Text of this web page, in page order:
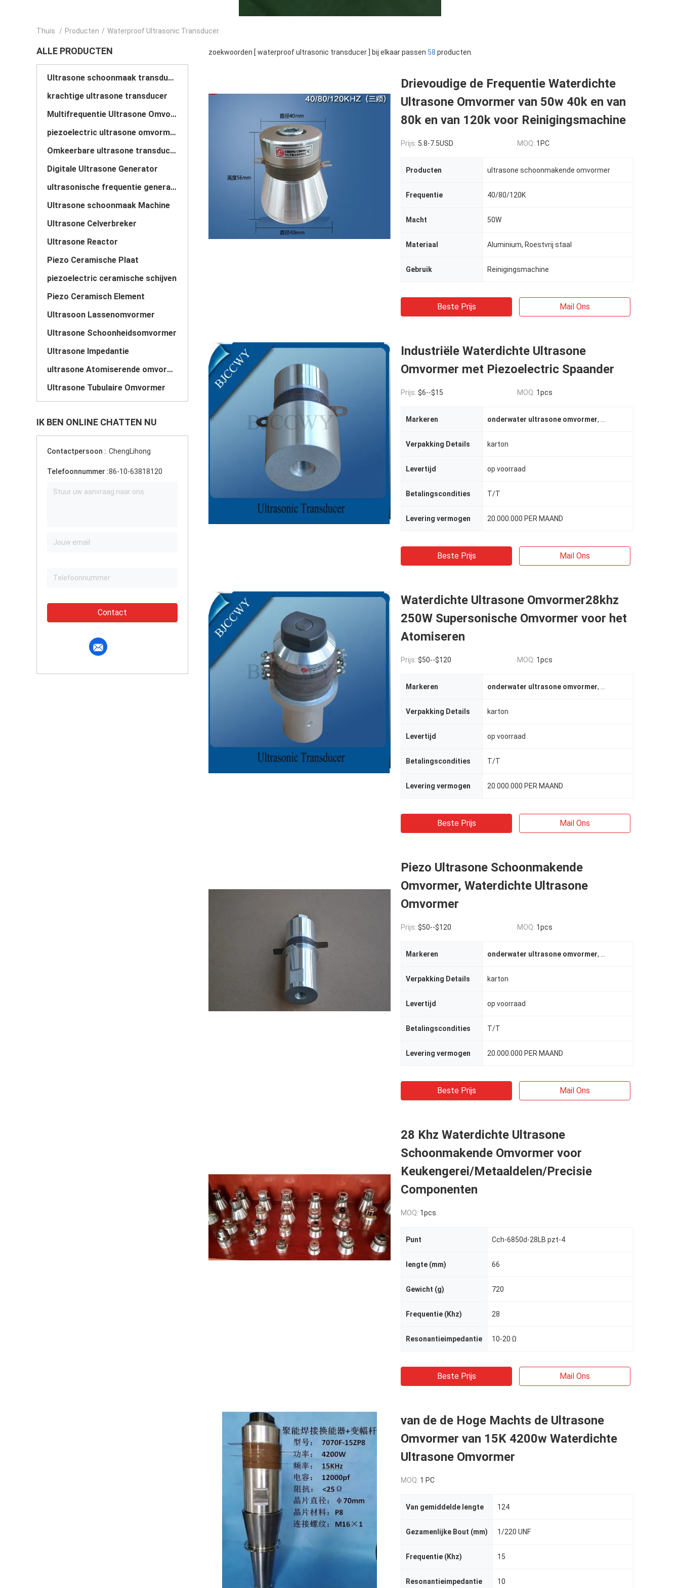
Thuis / Producten / Waterproof Ultrasonic Transducer
ALLE PRODUCTEN
Ultrasone schoonmaak transducer
krachtige ultrasone transducer
Multifrequentie Ultrasone Omvormer
piezoelectric ultrasone omvormer
Omkeerbare ultrasone transducer
Digitale Ultrasone Generator
ultrasonische frequentie generator
Ultrasone schoonmaak Machine
Ultrasone Celverbreker
Ultrasone Reactor
Piezo Ceramische Plaat
piezoelectric ceramische schijven
Piezo Ceramisch Element
Ultrasoon Lassenomvormer
Ultrasone Schoonheidsomvormer
Ultrasone Impedantie
ultrasone Atomiserende omvormer
Ultrasone Tubulaire Omvormer
IK BEN ONLINE CHATTEN NU
Contactpersoon : ChengLihong
Telefoonnummer :86-10-63818120
Contact
zoekwoorden [ waterproof ultrasonic transducer ] bij elkaar passen 58 producten.
Drievoudige de Frequentie Waterdichte
Ultrasone Omvormer van 50w 40k en van
80k en van 120k voor Reinigingsmachine
Prijs: 5.8-7.5USD MOQ: 1PC
Producten ultrasone schoonmakende omvormer
Frequentie 40/80/120K
Macht 50W
Materiaal Aluminium, Roestvrij staal
Gebruik Reinigingsmachine
Beste Prijs Mail Ons
Industriële Waterdichte Ultrasone
Omvormer met Piezoelectric Spaander
Prijs: $6--$15 MOQ: 1pcs
Markeren onderwater ultrasone omvormer,
Verpakking Details karton
Levertijd op voorraad
Betalingscondities T/T
Levering vermogen 20.000.000 PER MAAND
Beste Prijs Mail Ons
Waterdichte Ultrasone Omvormer28khz
250W Supersonische Omvormer voor het
Atomiseren
Prijs: $50--$120 MOQ: 1pcs
Markeren onderwater ultrasone omvormer,
Verpakking Details karton
Levertijd op voorraad
Betalingscondities T/T
Levering vermogen 20.000.000 PER MAAND
Beste Prijs Mail Ons
Piezo Ultrasone Schoonmakende
Omvormer, Waterdichte Ultrasone
Omvormer
Prijs: $50--$120 MOQ: 1pcs
Markeren onderwater ultrasone omvormer,
Verpakking Details karton
Levertijd op voorraad
Betalingscondities T/T
Levering vermogen 20.000.000 PER MAAND
Beste Prijs Mail Ons
28 Khz Waterdichte Ultrasone
Schoonmakende Omvormer voor
Keukengerei/Metaaldelen/Precisie
Componenten
MOQ: 1pcs
Punt Cch-6850d-28LB pzt-4
lengte (mm) 66
Gewicht (g) 720
Frequentie (Khz) 28
Resonantieimpedantie 10-20 Ω
Beste Prijs Mail Ons
van de de Hoge Machts de Ultrasone
Omvormer van 15K 4200w Waterdichte
Ultrasone Omvormer
MOQ: 1 PC
Van gemiddelde lengte 124
Gezamenlijke Bout (mm) 1/220 UNF
Frequentie (Khz) 15
Resonantieimpedantie 10